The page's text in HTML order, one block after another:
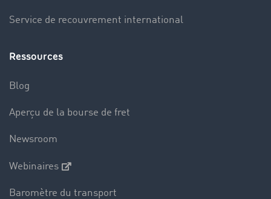
Service de recouvrement international
Ressources
Blog
Aperçu de la bourse de fret
Newsroom
Webinaires
Baromètre du transport